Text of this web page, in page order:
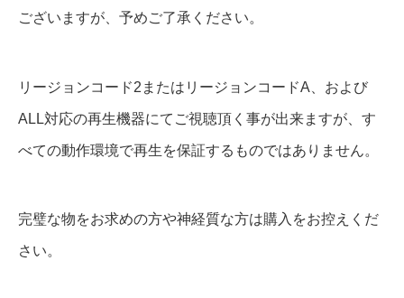
ございますが、予めご了承ください。
リージョンコード2またはリージョンコードA、および
ALL対応の再生機器にてご視聴頂く事が出来ますが、す
べての動作環境で再生を保証するものではありません。
完璧な物をお求めの方や神経質な方は購入をお控えくだ
さい。